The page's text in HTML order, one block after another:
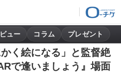
ュー コラム プレゼント
く絵になる」と監督絶
で逢いましょう』場面